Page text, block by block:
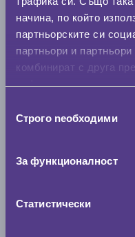
начина, по който
партньорските си
партньори и
комбинират с друга
информация или с
наСтрого nеобходими
За функционалност
Статистически